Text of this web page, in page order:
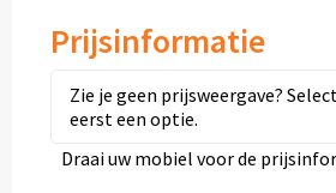
Grote mokken
Kop en schotels
Krijtmokken
Prijsinformatie
Zie je geen prijsweergave?
eerst een optie.
Draai uw mobiel voor de